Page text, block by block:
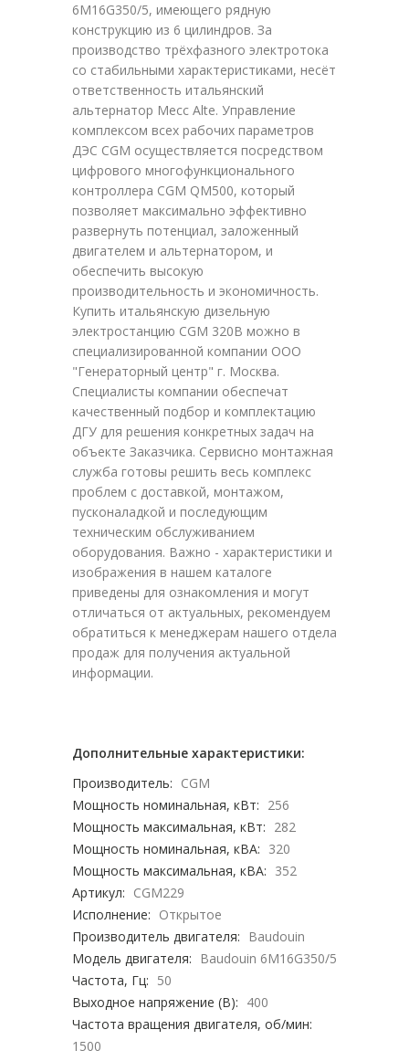
6M16G350/5, имеющего рядную
конструкцию из 6 цилиндров. За
производство трёхфазного электротока
со стабильными характеристиками, несёт
ответственность итальянский
альтернатор Mecc Alte. Управление
комплексом всех рабочих параметров
ДЭС CGM осуществляется посредством
цифрового многофункционального
контроллера CGM QM500, который
позволяет максимально эффективно
развернуть потенциал, заложенный
двигателем и альтернатором, и
обеспечить высокую
производительность и экономичность.
Купить итальянскую дизельную
электростанцию CGM 320B можно в
специализированной компании ООО
"Генераторный центр" г. Москва.
Специалисты компании обеспечат
качественный подбор и комплектацию
ДГУ для решения конкретных задач на
объекте Заказчика. Сервисно монтажная
служба готовы решить весь комплекс
проблем с доставкой, монтажом,
пусконаладкой и последующим
техническим обслуживанием
оборудования. Важно - характеристики и
изображения в нашем каталоге
приведены для ознакомления и могут
отличаться от актуальных, рекомендуем
обратиться к менеджерам нашего отдела
продаж для получения актуальной
информации.
Дополнительные характеристики:
Производитель: CGM
Мощность номинальная, кВт: 256
Мощность максимальная, кВт: 282
Мощность номинальная, кВА: 320
Мощность максимальная, кВА: 352
Артикул: CGM229
Исполнение: Открытое
Производитель двигателя:
Baudouin
Модель двигателя:
Baudouin 6M16G350/5
Частота, Гц: 50
Выходное напряжение (В): 400
Частота вращения двигателя, об/мин:
1500